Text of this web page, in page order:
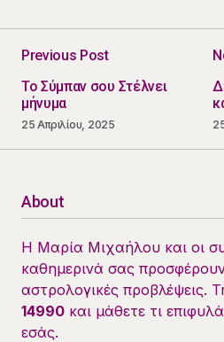
Previous Post
Το Σύμπαν σου Στέλνει
μήνυμα
25 Απριλίου, 2025
About
Η Μαρία Μιχαήλου και οι
καθημερινά σας
αστρολογικές προβλέψεις.
14990 και μάθετε τι
εσάς.